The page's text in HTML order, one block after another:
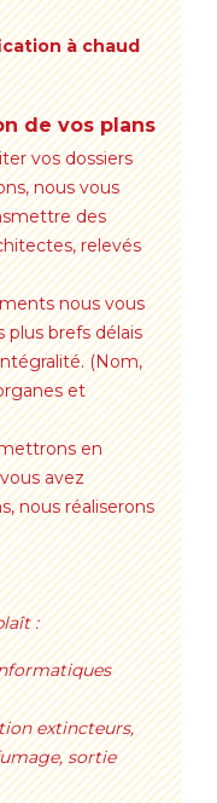
à chaud
de vos plans
vos dossiers
nous vous
des
relevés
nous vous
plus brefs délais
(Nom,
et
en
avez
nous réaliserons
:
extincteurs,
sortie